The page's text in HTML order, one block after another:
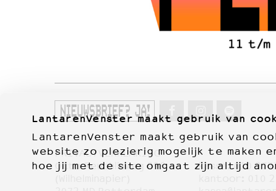
LantarenVenster maakt gebruik van
LantarenVenster maakt gebruik van
website zo plezierig mogelijk te maken
hoe jij met de site omgaat zijn altijd
NIEUWSBRIEF? JA!
PRIVACYVERKLARING
Otto Reuchlinweg 996
kassa:010